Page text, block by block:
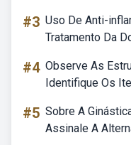
#3 Uso De Anti-
Tratamento Da
#4 Observe As
Identifique Os
#5 Sobre A
Assinale A